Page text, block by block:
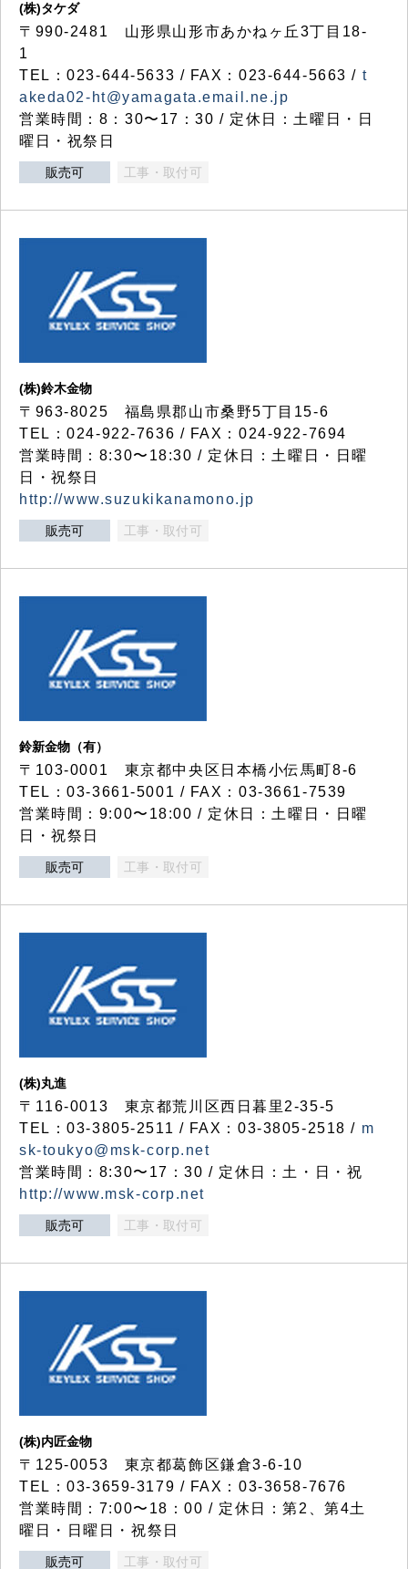
(株)タケダ
〒990-2481 山形県山形市あかねヶ丘3丁目18-
1
TEL：023-644-5633 / FAX：023-644-5663 / t
akeda02-ht@yamagata.email.ne.jp
営業時間：8：30〜17：30 / 定休日：土曜日・日
曜日・祝祭日
販売可 工事・取付可
(株)鈴木金物
〒963-8025 福島県郡山市桑野5丁目15-6
TEL：024-922-7636 / FAX：024-922-7694
営業時間：8:30〜18:30 / 定休日：土曜日・日曜
日・祝祭日
http://www.suzukikanamono.jp
販売可 工事・取付可
鈴新金物（有）
〒103-0001 東京都中央区日本橋小伝馬町8-6
TEL：03-3661-5001 / FAX：03-3661-7539
営業時間：9:00〜18:00 / 定休日：土曜日・日曜
日・祝祭日
販売可 工事・取付可
(株)丸進
〒116-0013 東京都荒川区西日暮里2-35-5
TEL：03-3805-2511 / FAX：03-3805-2518 / m
sk-toukyo@msk-corp.net
営業時間：8:30〜17：30 / 定休日：土・日・祝
http://www.msk-corp.net
販売可 工事・取付可
(株)内匠金物
〒125-0053 東京都葛飾区鎌倉3-6-10
TEL：03-3659-3179 / FAX：03-3658-7676
営業時間：7:00〜18：00 / 定休日：第2、第4土
曜日・日曜日・祝祭日
販売可 工事・取付可